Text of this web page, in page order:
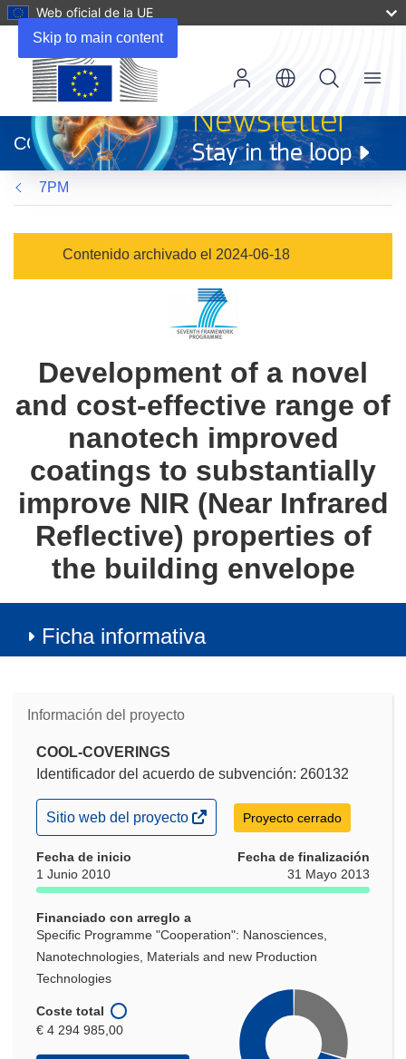
Skip to main content
Web oficial de la UE
abrirá
en
una
nueva
ventana)
CORDIS
Menu
7PM
Contenido archivado el 2024-06-18
Development of a novel
and cost-effective range of
nanotech improved
coatings to substantially
improve NIR (Near Infrared
Reflective) properties of
the building envelope
Ficha informativa
Información del proyecto
COOL-COVERINGS
Identificador del acuerdo de subvención: 260132
(se
abrirá
una
nueva
ventana)
Sitio web del proyecto Proyecto cerrado
Fecha de inicio
1 Junio 2010
Fecha de finalización
31 Mayo 2013
Financiado con arreglo a
Specific Programme "Cooperation": Nanosciences,
Nanotechnologies, Materials and new Production
Technologies
Coste total
€ 4 294 985,00